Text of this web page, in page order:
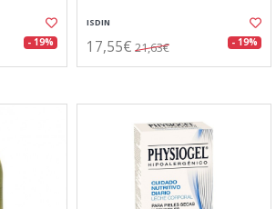
- 19%
ISDIN
17,55€ 21,63€ - 19%